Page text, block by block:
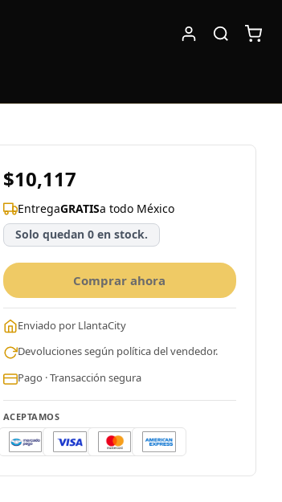
$10,117
EntregaGRATISa todo México
Solo quedan 0 en stock.
Comprar ahora
Enviado por LlantaCity
Devoluciones según política del vendedor.
Pago · Transacción segura
ACEPTAMOS